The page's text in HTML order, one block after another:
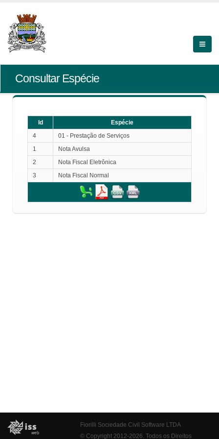
Consultar Espécie
Id
Espécie
4
01 - Prestação de Serviços
1
Nota Avulsa
2
Nota Fiscal Eletrônica
3
Nota Fiscal Normal
Fiorilli Sociedade Civil Software LTDA
© Copyright 2012-2026. Todos os Direitos